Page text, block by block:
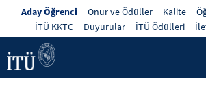
Aday Öğrenci Onur ve Ödüller Kalite
İTÜ KKTC
Duyurular İTÜ Ödülleri